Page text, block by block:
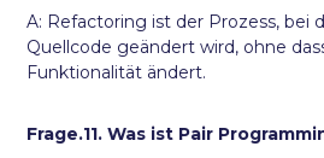
A: Refactoring ist der Prozess, bei
Quellcode geändert wird, ohne
Funktionalität ändert.
Frage.11. Was ist Pair